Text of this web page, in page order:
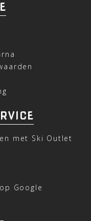
met Ski Outlet
Google